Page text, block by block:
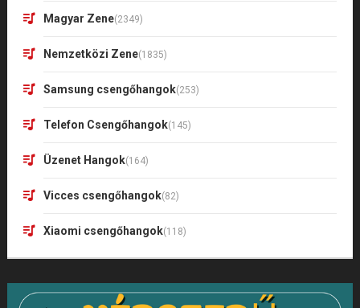
Magyar Zene(2349)
Nemzetközi Zene(1835)
Samsung csengőhangok(253)
Telefon Csengőhangok(145)
Üzenet Hangok(164)
Vicces csengőhangok(82)
Xiaomi csengőhangok(118)